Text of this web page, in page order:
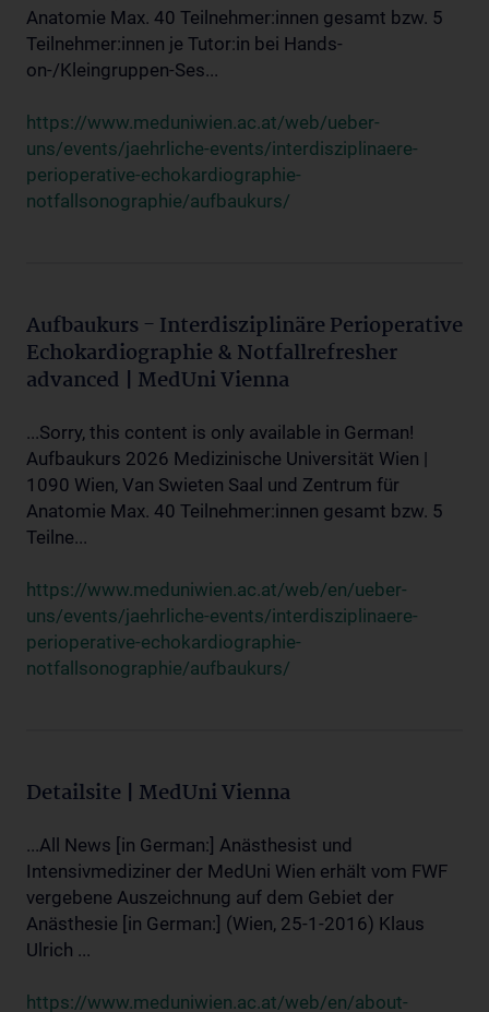
Anatomie Max. 40 Teilnehmer:innen gesamt bzw. 5
Teilnehmer:innen je Tutor:in bei Hands-
on-/Kleingruppen-Ses...
https://www.meduniwien.ac.at/web/ueber-
uns/events/jaehrliche-events/interdisziplinaere-
perioperative-echokardiographie-
notfallsonographie/aufbaukurs/
Aufbaukurs - Interdisziplinäre Perioperative
Echokardiographie & Notfallrefresher
advanced | MedUni Vienna
...Sorry, this content is only available in German!
Aufbaukurs 2026 Medizinische Universität Wien |
1090 Wien, Van Swieten Saal und Zentrum für
Anatomie Max. 40 Teilnehmer:innen gesamt bzw. 5
Teilne...
https://www.meduniwien.ac.at/web/en/ueber-
uns/events/jaehrliche-events/interdisziplinaere-
perioperative-echokardiographie-
notfallsonographie/aufbaukurs/
Detailsite | MedUni Vienna
...All News [in German:] Anästhesist und
Intensivmediziner der MedUni Wien erhält vom FWF
vergebene Auszeichnung auf dem Gebiet der
Anästhesie [in German:] (Wien, 25-1-2016) Klaus
Ulrich ...
https://www.meduniwien.ac.at/web/en/about-